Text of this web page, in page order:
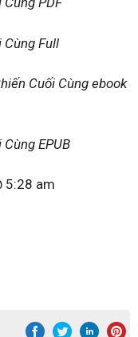
Cùng Full
Cuối Cùng ebook
EPUB
5:28 am